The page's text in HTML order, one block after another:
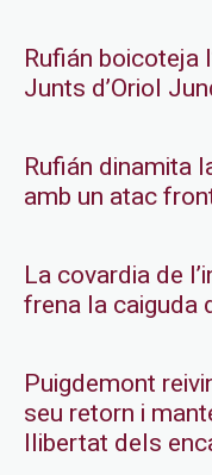
Rufián boicoteja
Junts d’Oriol
Rufián dinamita
amb un atac
La covardia de
frena la caiguda
Puigdemont
seu retorn i
llibertat dels